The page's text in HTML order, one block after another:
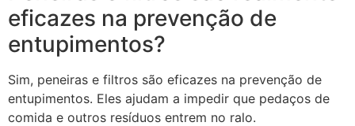
eficazes na prevenção de
entupimentos?
Sim, peneiras e filtros são eficazes na prevenção de
entupimentos. Eles ajudam a impedir que pedaços de
comida e outros resíduos entrem no ralo.